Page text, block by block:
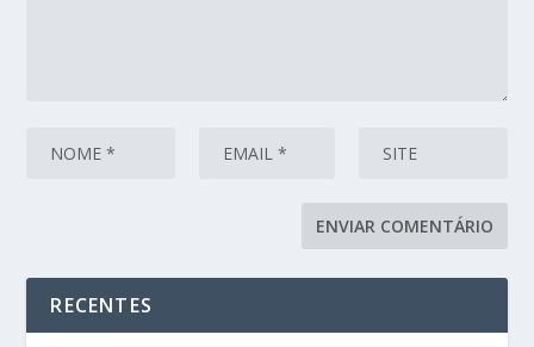
RECENTES